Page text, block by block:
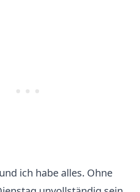
ich habe alles. Ohne